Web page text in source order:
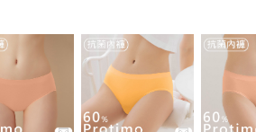
年的使用者請事先徵得法定代理人或監護人之同意
先享後付」，若未經同意申辦者引起之損失，本公
用「AFTEE先享後付」時，將依據個別帳號之用戶狀
查核予不同之上限額度；若仍有額度不足之情形，本
用戶進行身份認證。